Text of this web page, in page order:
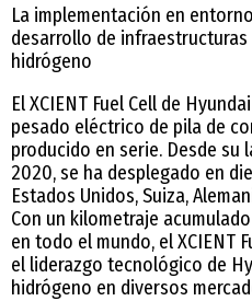
La implementación en
desarrollo de
hidrógeno
El XCIENT Fuel Cell de
pesado eléctrico de pila de
producido en serie. Desde su
2020, se ha desplegado en
Estados Unidos, Suiza,
Con un kilometraje
en todo el mundo, el XCIENT
el liderazgo tecnológico de
hidrógeno en diversos